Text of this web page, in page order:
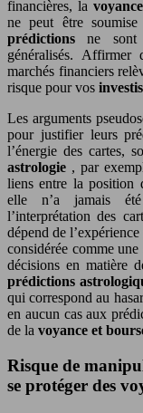
financières, la
ne peut être
prédictionsne sont
généralisés. Affirmer
marchés financiers
risque pour vos
Les arguments
pour justifier leurs
l’énergie des cartes,
astrologie , par
liens entre la position
elle n’a jamais
l’interprétation des
dépend de
considérée comme
décisions en matière
prédictions
qui correspond au
en aucun cas aux
de la voyance et
Risque de
se protéger des